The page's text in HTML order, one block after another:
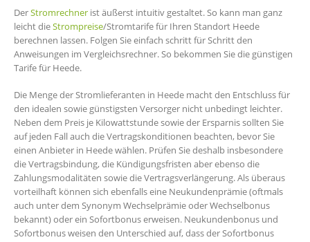
DerStromrechner ist äußerst intuitiv gestaltet. So kann man ganz
leicht dieStrompreise/Stromtarife für Ihren Standort Heede
berechnen lassen. Folgen Sie einfach schritt für Schritt den
Anweisungen im Vergleichsrechner. So bekommen Sie die günstigen
Tarife für Heede.
Die Menge der Stromlieferanten in Heede macht den Entschluss für
den idealen sowie günstigsten Versorger nicht unbedingt leichter.
Neben dem Preis je Kilowattstunde sowie der Ersparnis sollten Sie
auf jeden Fall auch die Vertragskonditionen beachten, bevor Sie
einen Anbieter in Heede wählen. Prüfen Sie deshalb insbesondere
die Vertragsbindung, die Kündigungsfristen aber ebenso die
Zahlungsmodalitäten sowie die Vertragsverlängerung. Als überaus
vorteilhaft können sich ebenfalls eine Neukundenprämie (oftmals
auch unter dem Synonym Wechselprämie oder Wechselbonus
bekannt) oder ein Sofortbonus erweisen. Neukundenbonus und
Sofortbonus weisen den Unterschied auf, dass der Sofortbonus